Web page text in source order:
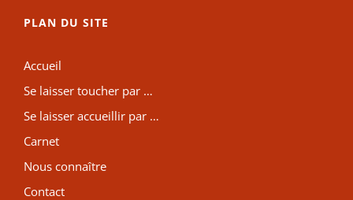
PLAN DU SITE
Accueil
Se laisser toucher par …
Se laisser accueillir par …
Carnet
Nous connaître
Contact